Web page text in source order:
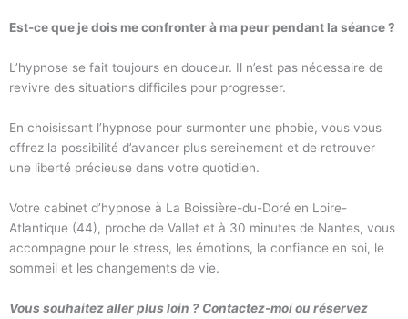
Est-ce que je dois me confronter à ma peur pendant la séance ?
L’hypnose se fait toujours en douceur. Il n’est pas nécessaire de
revivre des situations difficiles pour progresser.
En choisissant l’hypnose pour surmonter une phobie, vous vous
offrez la possibilité d’avancer plus sereinement et de retrouver
une liberté précieuse dans votre quotidien.
Votre cabinet d’hypnose à La Boissière-du-Doré en Loire-
Atlantique (44), proche de Vallet et à 30 minutes de Nantes, vous
accompagne pour le stress, les émotions, la confiance en soi, le
sommeil et les changements de vie.
Vous souhaitez aller plus loin ? Contactez-moi ou réservez